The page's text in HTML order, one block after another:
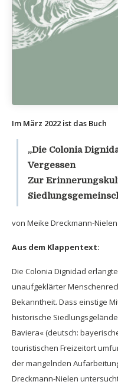
Im März 2022 ist das Buch
„Die Colonia
Vergessen
Zur
von Meike Dreckmann-
Aus dem Klappentext:
Die Colonia Dignidad
unaufgeklärter
Bekanntheit. Dass einstige
historische
Baviera« (deutsch:
touristischen Freizeitort
der mangelnden
Dreckmann-Nielen